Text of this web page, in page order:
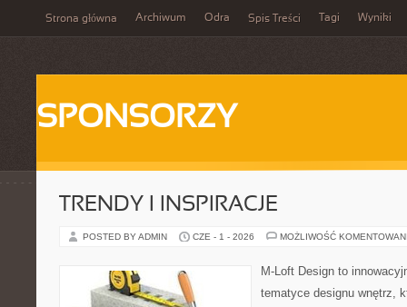
Strona główna Archiwum Odra Spis Treści Tagi Wyniki
SPONSORZY
TRENDY I INSPIRACJE
POSTED BY ADMIN CZE - 1 - 2026 MOŻLIWOŚĆ
M-Loft Design to
tematyce designu wnętrz,